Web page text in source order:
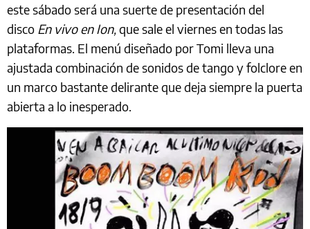
este sábado será una suerte de presentación del
disco En vivo en Ion,que sale el viernes en todas las
plataformas. El menú diseñado por Tomi lleva una
ajustada combinación de sonidos de tango y folclore en
un marco bastante delirante que deja siempre la puerta
abierta a lo inesperado.